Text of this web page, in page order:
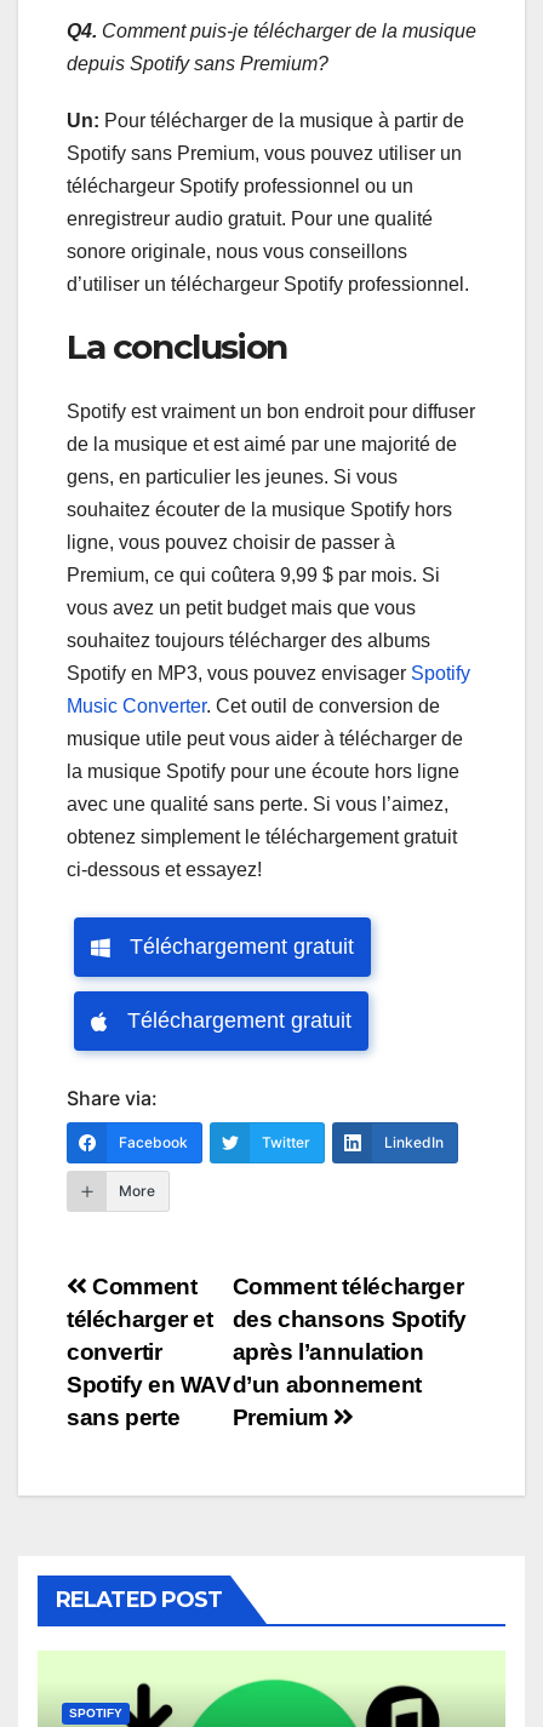
Q4. Comment puis-je télécharger de la musique
depuis Spotify sans Premium?
Un: Pour télécharger de la musique à partir de
Spotify sans Premium, vous pouvez utiliser un
téléchargeur Spotify professionnel ou un
enregistreur audio gratuit. Pour une qualité
sonore originale, nous vous conseillons
d’utiliser un téléchargeur Spotify professionnel.
La conclusion
Spotify est vraiment un bon endroit pour diffuser
de la musique et est aimé par une majorité de
gens, en particulier les jeunes. Si vous
souhaitez écouter de la musique Spotify hors
ligne, vous pouvez choisir de passer à
Premium, ce qui coûtera 9,99 $ par mois. Si
vous avez un petit budget mais que vous
souhaitez toujours télécharger des albums
Spotify en MP3, vous pouvez envisager Spotify
Music Converter. Cet outil de conversion de
musique utile peut vous aider à télécharger de
la musique Spotify pour une écoute hors ligne
avec une qualité sans perte. Si vous l’aimez,
obtenez simplement le téléchargement gratuit
ci-dessous et essayez!
Téléchargement gratuit
Téléchargement gratuit
Share via:
Facebook Twitter LinkedIn
More
Navigation
de
l’article
Comment télécharger
des chansons Spotify
après l’annulation
d’un abonnement
Premium
Comment
télécharger et
convertir
Spotify en WAV
sans perte
RELATED POST
SPOTIFY